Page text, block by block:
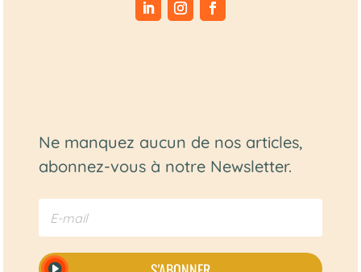
Ne manquez aucun de nos articles,
abonnez-vous à notre Newsletter.